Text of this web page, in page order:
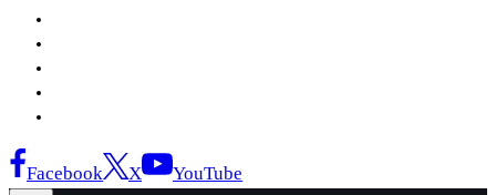
Facebook X YouTube